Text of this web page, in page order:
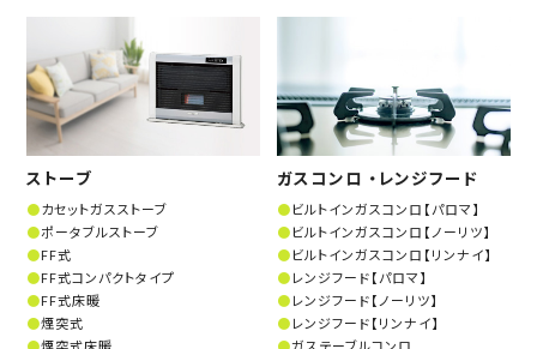
ストーブ
カセットガスストーブ
ポータブルストーブ
FF式
FF式コンパクトタイプ
FF式床暖
煙突式
ガスコンロ ・レンジフード
ビルトインガスコンロ【パロマ】
ビルトインガスコンロ【ノーリツ】
ビルトインガスコンロ【リンナイ】
レンジフード【パロマ】
レンジフード【ノーリツ】
レンジフード【リンナイ】